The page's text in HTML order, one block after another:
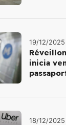
19/12/2025
inicia
18/12/2025